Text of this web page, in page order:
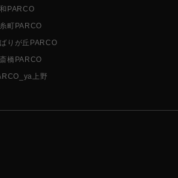
PARCO
町PARCO
りが丘PARCO
橋PARCO
上野